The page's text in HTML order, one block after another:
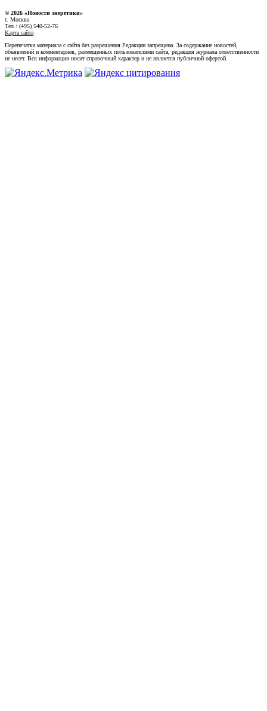
© 2026 «Новости энеретики»
г. Москва
Тел.: (495) 540-52-76
Карта сайта
Перепечатка материала с сайта без разрешения Редакции запрещена. За содержание новостей,
объявлений и комментариев, размещенных пользователями сайта, редакция журнала ответственности
не несет. Вся информация носит справочный характер и не является публичной офертой.